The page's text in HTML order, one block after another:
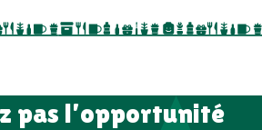
salon professionnel
pas l’opportunité